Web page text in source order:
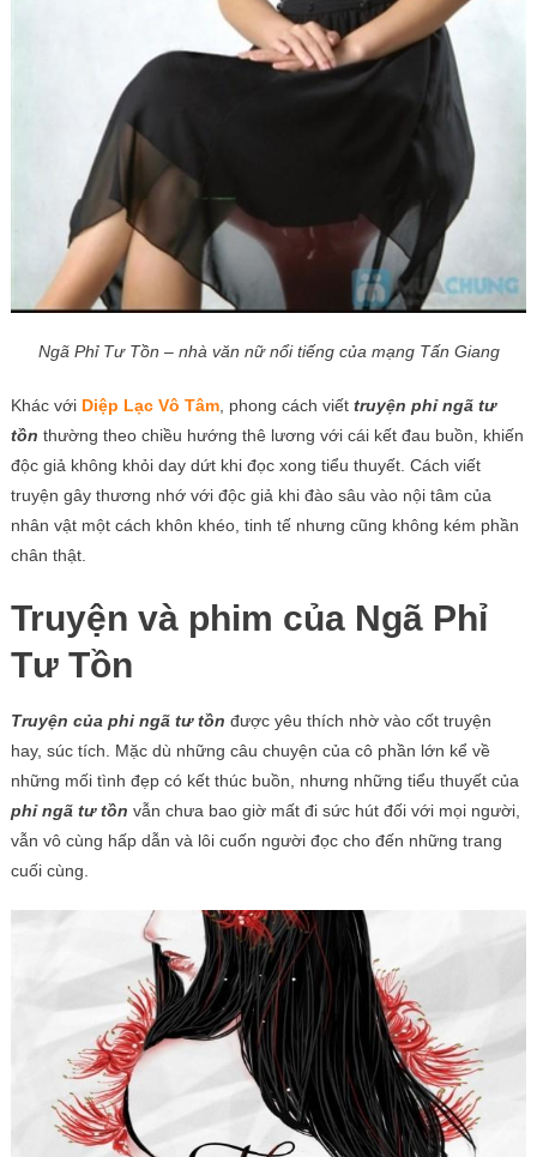
Ngã Phỉ Tư Tồn – nhà văn nữ nổi tiếng của mạng Tấn Giang
Khác với Diệp Lạc Vô Tâm, phong cách viết truyện phỉ ngã tư
tồn thường theo chiều hướng thê lương với cái kết đau buồn, khiến
độc giả không khỏi day dứt khi đọc xong tiểu thuyết. Cách viết
truyện gây thương nhớ với độc giả khi đào sâu vào nội tâm của
nhân vật một cách khôn khéo, tinh tế nhưng cũng không kém phần
chân thật.
Truyện và phim của Ngã Phỉ
Tư Tồn
Truyện của phi ngã tư tồn được yêu thích nhờ vào cốt truyện
hay, súc tích. Mặc dù những câu chuyện của cô phần lớn kể về
những mối tình đẹp có kết thúc buồn, nhưng những tiểu thuyết của
phỉ ngã tư tồn vẫn chưa bao giờ mất đi sức hút đối với mọi người,
vẫn vô cùng hấp dẫn và lôi cuốn người đọc cho đến những trang
cuối cùng.